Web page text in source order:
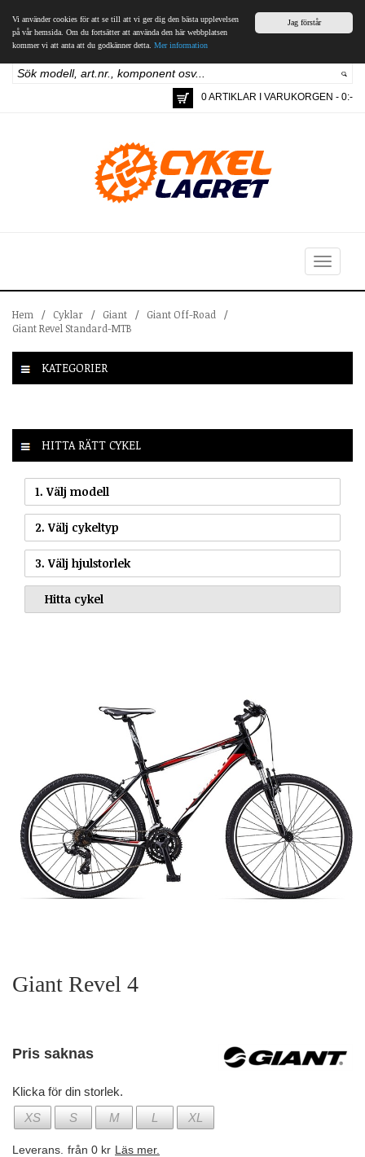
Jag förstår
Vi använder cookies för att se till att vi ger dig den bästa upplevelsen
på vår hemsida. Om du fortsätter att använda den här webbplatsen
kommer vi att anta att du godkänner detta. Mer information
0 ARTIKLAR I VARUKORGEN - 0:-
Toggle
navigation
Hem / Cyklar / Giant / Giant Off-Road
/
Giant Revel Standard-MTB
KATEGORIER
HITTA RÄTT CYKEL
1. Välj modell
2. Välj cykeltyp
3. Välj hjulstorlek
Giant Revel 4
Pris saknas
Klicka för din storlek.
XS
S M L XL
Leverans. från 0 kr Läs mer.